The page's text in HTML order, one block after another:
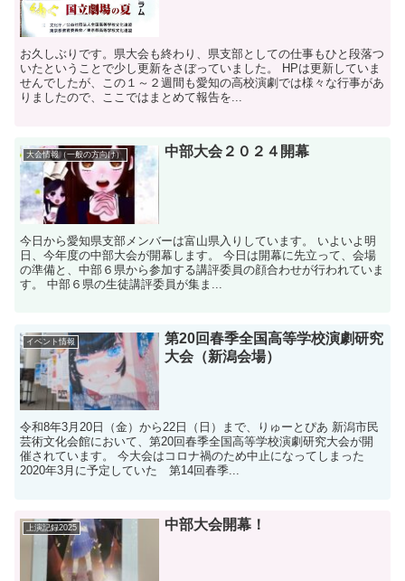
お久しぶりです。県大会も終わり、県支部としての仕事もひと段落つ
いたということで少し更新をさぼっていました。 HPは更新していま
せんでしたが、この１～２週間も愛知の高校演劇では様々な行事があ
りましたので、ここではまとめて報告を...
大会情報（一般の方向け） 中部大会２０２４開幕
今日から愛知県支部メンバーは富山県入りしています。 いよいよ明
日、今年度の中部大会が開幕します。 今日は開幕に先立って、会場
の準備と、中部６県から参加する講評委員の顔合わせが行われていま
す。 中部６県の生徒講評委員が集ま...
イベント情報
第20回春季全国高等学校演劇研究
大会（新潟会場）
令和8年3月20日（金）から22日（日）まで、りゅーとぴあ 新潟市民
芸術文化会館において、第20回春季全国高等学校演劇研究大会が開
催されています。 今大会はコロナ禍のため中止になってしまった
2020年3月に予定していた 第14回春季...
上演記録2025 中部大会開幕！